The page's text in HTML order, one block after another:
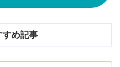
すめ記事